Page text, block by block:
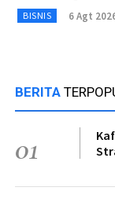
BISNIS 6 Agt
BERITA
01